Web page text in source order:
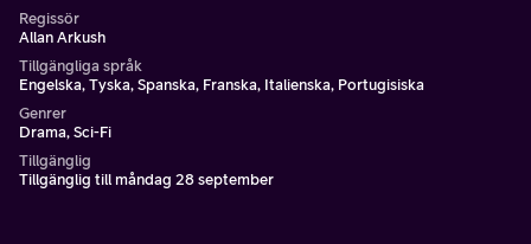
Regissör
Allan Arkush
Tillgängliga språk
Engelska, Tyska, Spanska, Franska, Italienska, Portugisiska
Genrer
Drama, Sci-Fi
Tillgänglig
Tillgänglig till måndag 28 september